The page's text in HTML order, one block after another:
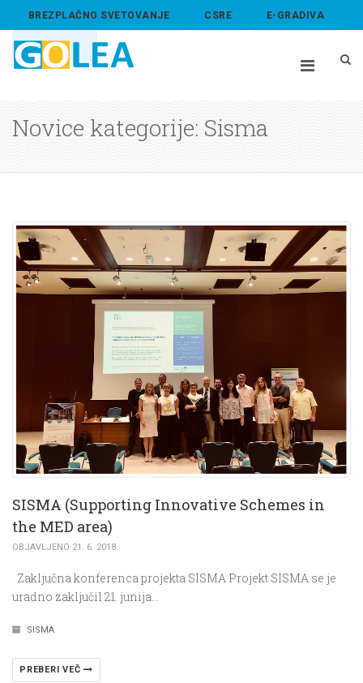
BREZPLAČNO SVETOVANJE CSRE E-GRADIVA
ABOUT US
Novice kategorije: Sisma
SISMA (Supporting Innovative Schemes in
the MED area)
OBJAVLJENO 21. 6. 2018
Zaključna konferenca projekta SISMA Projekt SISMA se je
uradno zaključil 21. junija…
SISMA
PREBERI VEČ